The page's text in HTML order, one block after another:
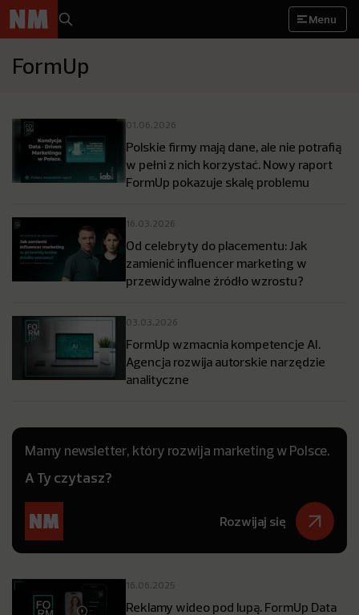
Menu
FormUp
01.06.2026
Polskie firmy mają dane, ale nie potrafią
w pełni z nich korzystać. Nowy raport
FormUp pokazuje skalę problemu
16.03.2026
Od celebryty do placementu: Jak
zamienić influencer marketing w
przewidywalne źródło wzrostu?
03.03.2026
FormUp wzmacnia kompetencje AI.
Agencja rozwija autorskie narzędzie
analityczne
Mamy newsletter, który rozwija marketing w Polsce.
A Ty czytasz?
Rozwijaj się
16.06.2025
Reklamy wideo pod lupą. FormUp Data